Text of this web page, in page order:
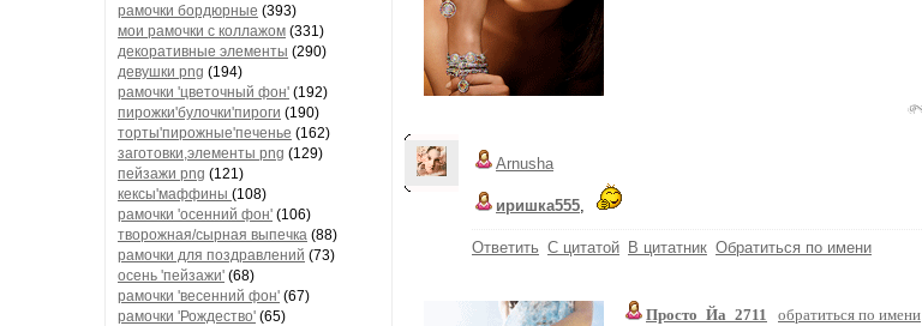
рамочки бордюрные (393)
мои рамочки с коллажом (331)
декоративные элементы (290)
девушки png (194)
рамочки 'цветочный фон' (192)
пирожки'булочки'пироги (190)
торты'пирожные'печенье (162)
заготовки,элементы png (129)
пейзажи png (121)
кексы'маффины (108)
рамочки 'осенний фон' (106)
творожная/сырная выпечка (88)
рамочки для поздравлений (73)
осень 'пейзажи' (68)
рамочки 'весенний фон' (67)
рамочки 'Рождество' (65)
Arnusha
иришка555,
Ответить С цитатой В цитатник Обратиться по имени
Просто_Йа_2711
обратиться по имени